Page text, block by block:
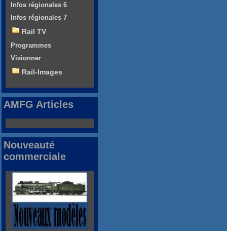
Infos régionales 6
Infos régionales 7
Rail TV
Programmes
Visionner
Rail-Images
AMFG Articles
Nouveauté
commerciale